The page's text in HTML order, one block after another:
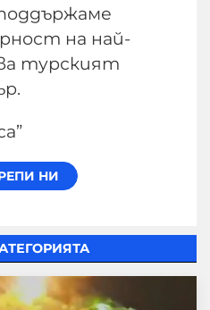
на най-
турският